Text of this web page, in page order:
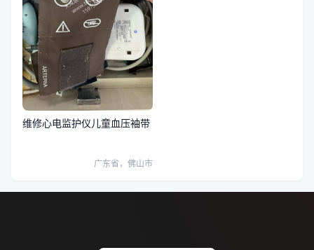
维修心电监护仪儿童血压袖带
广东省，佛山市